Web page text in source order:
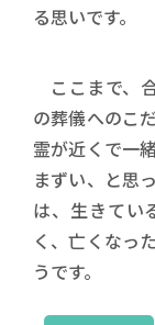
る思いです。
ここまで、
の葬儀へのこ
霊が近くで一
まずい、と思
は、生きてい
く、亡くなっ
うです。